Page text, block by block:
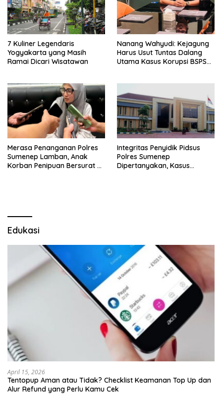
7 Kuliner Legendaris
Yogyakarta yang Masih
Ramai Dicari Wisatawan
Nanang Wahyudi: Kejagung
Harus Usut Tuntas Dalang
Utama Kasus Korupsi BSPS
Merasa Penanganan Polres
Sumenep Lamban, Anak
Korban Penipuan Bersurat ke
Integritas Penyidik Pidsus
Polres Sumenep
Dipertanyakan, Kasus
Edukasi
April 15, 2026
Tentopup Aman atau Tidak? Checklist Keamanan Top Up dan
Alur Refund yang Perlu Kamu Cek